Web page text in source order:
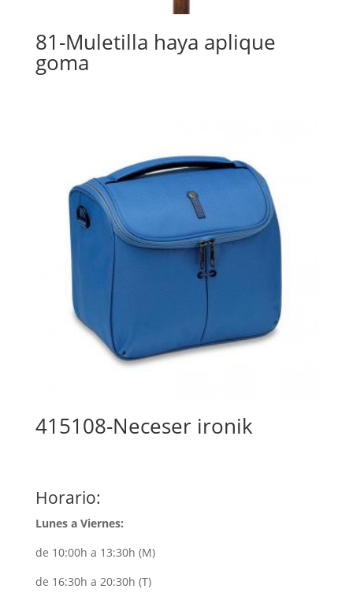
81-Muletilla haya aplique
goma
415108-Neceser ironik
Horario:
Lunes a Viernes:
de 10:00h a 13:30h (M)
de 16:30h a 20:30h (T)